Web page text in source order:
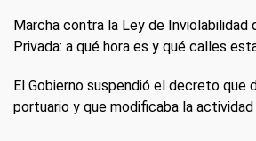
Marcha contra la Ley de Inviolabilidad
Privada: a qué hora es y qué calles
El Gobierno suspendió el decreto
portuario y que modificaba la actividad